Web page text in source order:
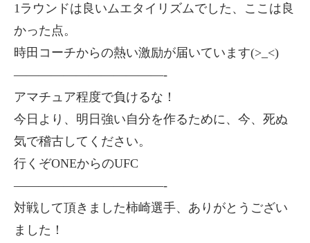
1ラウンドは良いムエタイリズムでした、ここは良
かった点。
時田コーチからの熱い激励が届いています(>_<)
————————————-
アマチュア程度で負けるな！
今日より、明日強い自分を作るために、今、死ぬ
気で稽古してください。
行くぞONEからのUFC
————————————-
対戦して頂きました柿崎選手、ありがとうござい
ました！